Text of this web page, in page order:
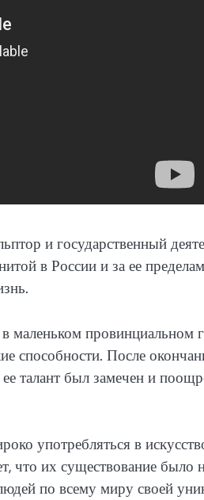
и государственный
в России и за ее
маленьком провинциальном
способности. После
талант был замечен и
употребляться в
что их существование было
по всему миру своей